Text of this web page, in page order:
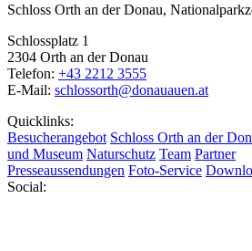
Schloss Orth an der Donau,
Schlossplatz 1
2304 Orth an der Donau
Telefon: +43 2212 3555
E-Mail: schlossorth@donauauen.at
Quicklinks:
Besucherangebot Schloss Orth an der
und Museum Naturschutz Team Partner
Presseaussendungen Foto-Service
Social: